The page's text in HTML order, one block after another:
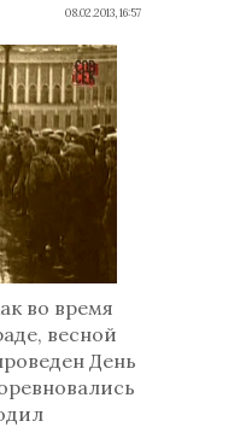
08.02.2013, 16:57
во время
весной
День